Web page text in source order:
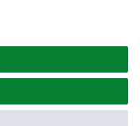
Kontakt